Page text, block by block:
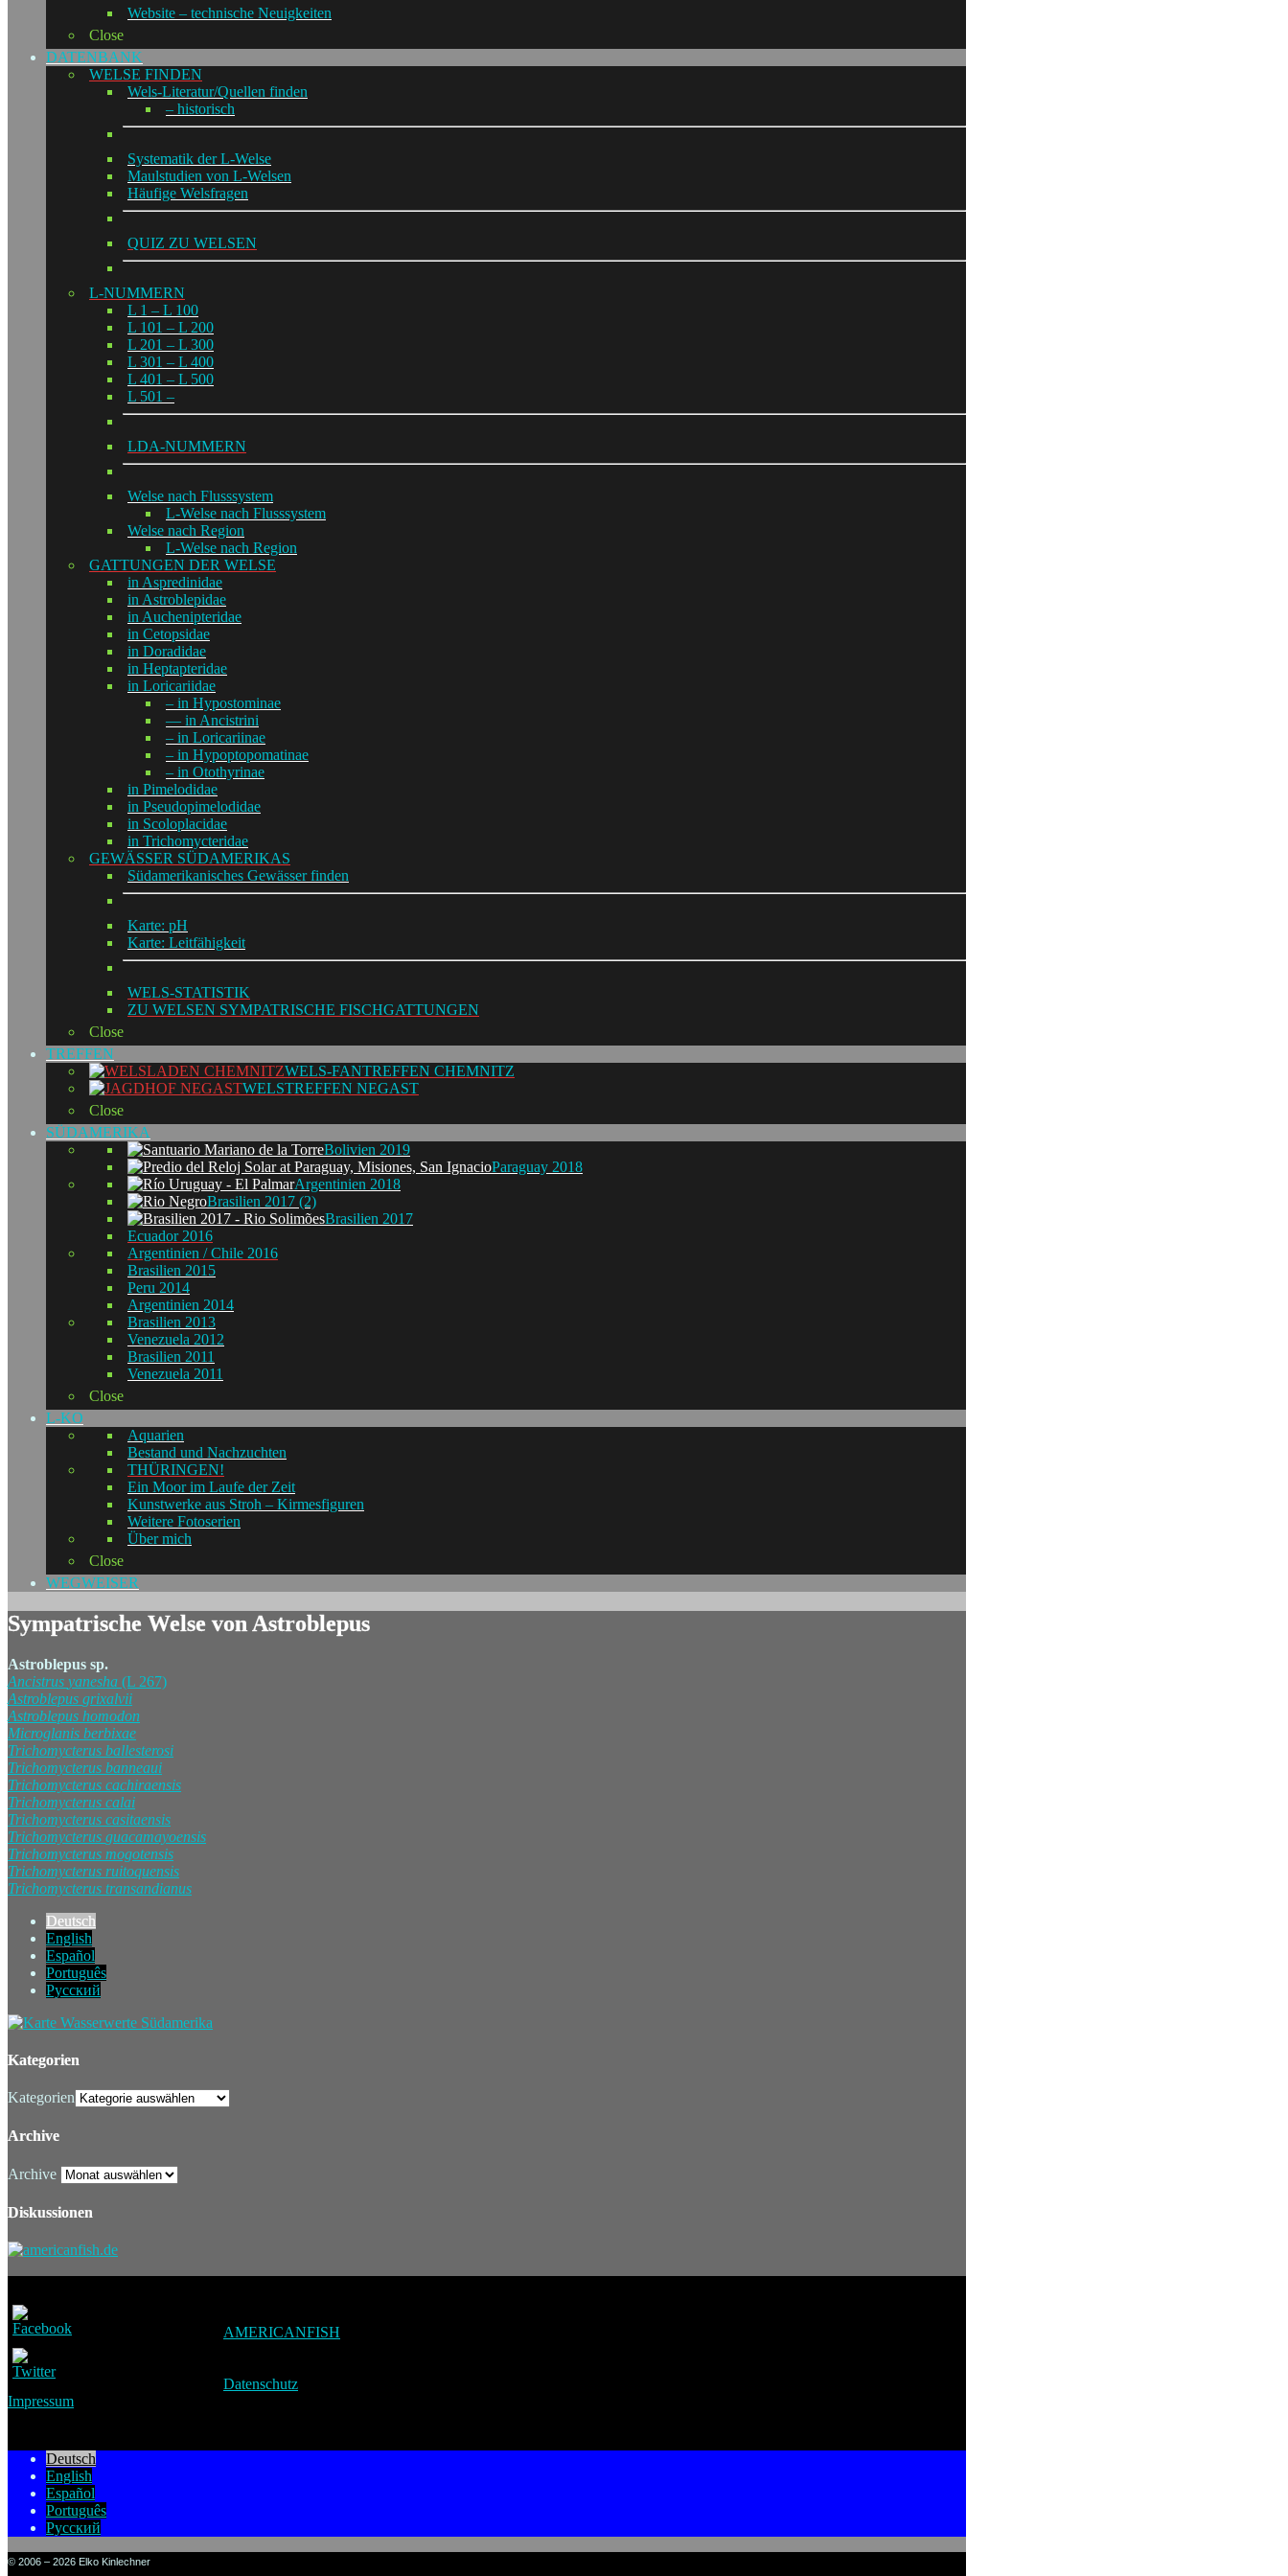
Website – technische Neuigkeiten
Close
DATENBANK
WELSE FINDEN
Wels-Literatur/Quellen finden
– historisch
Systematik der L-Welse
Maulstudien von L-Welsen
Häufige Welsfragen
QUIZ ZU WELSEN
L-NUMMERN
L 1 – L 100
L 101 – L 200
L 201 – L 300
L 301 – L 400
L 401 – L 500
L 501 –
LDA-NUMMERN
Welse nach Flusssystem
L-Welse nach Flusssystem
Welse nach Region
L-Welse nach Region
GATTUNGEN DER WELSE
in Aspredinidae
in Astroblepidae
in Auchenipteridae
in Cetopsidae
in Doradidae
in Heptapteridae
in Loricariidae
– in Hypostominae
— in Ancistrini
– in Loricariinae
– in Hypoptopomatinae
– in Otothyrinae
in Pimelodidae
in Pseudopimelodidae
in Scoloplacidae
in Trichomycteridae
GEWÄSSER SÜDAMERIKAS
Südamerikanisches Gewässer finden
Karte: pH
Karte: Leitfähigkeit
WELS-STATISTIK
ZU WELSEN SYMPATRISCHE FISCHGATTUNGEN
Close
TREFFEN
WELS-FANTREFFEN CHEMNITZ
WELSTREFFEN NEGAST
Close
SÜDAMERIKA
Bolivien 2019
Paraguay 2018
Argentinien 2018
Brasilien 2017 (2)
Brasilien 2017
Ecuador 2016
Argentinien / Chile 2016
Brasilien 2015
Peru 2014
Argentinien 2014
Brasilien 2013
Venezuela 2012
Brasilien 2011
Venezuela 2011
Close
L-KO
Aquarien
Bestand und Nachzuchten
THÜRINGEN!
Ein Moor im Laufe der Zeit
Kunstwerke aus Stroh – Kirmesfiguren
Weitere Fotoserien
Über mich
Close
WEGWEISER
Sympatrische Welse von Astroblepus
Astroblepus sp.
Ancistrus yanesha (L 267)
Astroblepus grixalvii
Astroblepus homodon
Microglanis berbixae
Trichomycterus ballesterosi
Trichomycterus banneaui
Trichomycterus cachiraensis
Trichomycterus calai
Trichomycterus casitaensis
Trichomycterus guacamayoensis
Trichomycterus mogotensis
Trichomycterus ruitoquensis
Trichomycterus transandianus
Deutsch
English
Español
Português
Русский
Kategorien
Kategorien
Archive
Archive
Diskussionen
AMERICANFISH
Datenschutz
Impressum
Deutsch
English
Español
Português
Русский
© 2006 – 2026 Elko Kinlechner